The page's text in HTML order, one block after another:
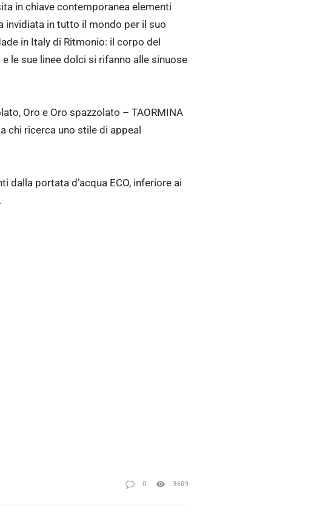
in chiave contemporanea elementi
invidiata in tutto il mondo per il suo
in Italy di Ritmonio: il corpo del
le sue linee dolci si rifanno alle sinuose
Oro e Oro spazzolato – TAORMINA
chi ricerca uno stile di appeal
portata d’acqua ECO, inferiore ai
0 3609